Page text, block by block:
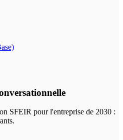
SFEIR pour l'entreprise de 2030 :